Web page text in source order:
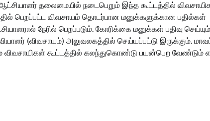
தலைமையில் நடைபெறும் இந்த கூட்டத்தில்
பெறப்பட்ட விவசாயம் தொடர்பான மனுக்களுக்கான பதில்கள்
நேரில் பெறப்படும். கோரிக்கை மனுக்கள் பதிவு
(விவசாயம்) அலுவலகத்தில் செய்யப்பட்டு இருக்கும்.
விவசாயிகள் கூட்டத்தில் கலந்துகொண்டு பயன்பெற வேண்டும்